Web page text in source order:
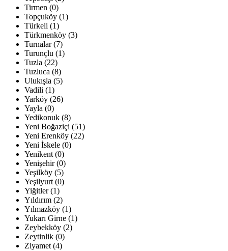
Tirmen (0)
Topçuköy (1)
Türkeli (1)
Türkmenköy (3)
Turnalar (7)
Turunçlu (1)
Tuzla (22)
Tuzluca (8)
Ulukışla (5)
Vadili (1)
Yarköy (26)
Yayla (0)
Yedikonuk (8)
Yeni Boğaziçi (51)
Yeni Erenköy (22)
Yeni İskele (0)
Yenikent (0)
Yenişehir (0)
Yeşilköy (5)
Yeşilyurt (0)
Yiğitler (1)
Yıldırım (2)
Yılmazköy (1)
Yukarı Girne (1)
Zeybekköy (2)
Zeytinlik (0)
Ziyamet (4)